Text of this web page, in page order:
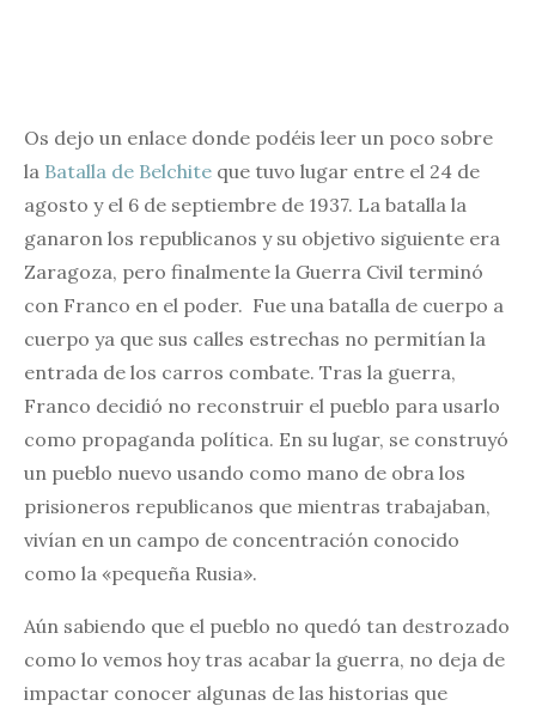
Os dejo un enlace donde podéis leer un poco sobre
la Batalla de Belchite que tuvo lugar entre el 24 de
agosto y el 6 de septiembre de 1937. La batalla la
ganaron los republicanos y su objetivo siguiente era
Zaragoza, pero finalmente la Guerra Civil terminó
con Franco en el poder. Fue una batalla de cuerpo a
cuerpo ya que sus calles estrechas no permitían la
entrada de los carros combate. Tras la guerra,
Franco decidió no reconstruir el pueblo para usarlo
como propaganda política. En su lugar, se construyó
un pueblo nuevo usando como mano de obra los
prisioneros republicanos que mientras trabajaban,
vivían en un campo de concentración conocido
como la «pequeña Rusia».
Aún sabiendo que el pueblo no quedó tan destrozado
como lo vemos hoy tras acabar la guerra, no deja de
impactar conocer algunas de las historias que